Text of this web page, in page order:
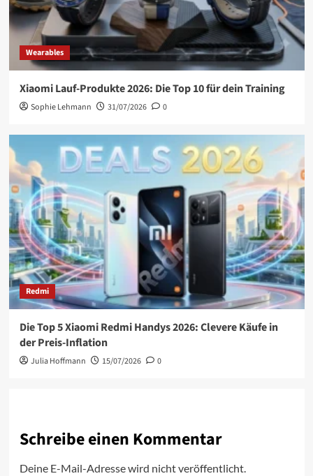
Wearables
Xiaomi Lauf-Produkte 2026: Die Top 10 für dein Training
Sophie Lehmann 31/07/2026 0
Redmi
Die Top 5 Xiaomi Redmi Handys 2026: Clevere Käufe in
der Preis-Inflation
Julia Hoffmann 15/07/2026 0
Schreibe einen Kommentar
Deine E-Mail-Adresse wird nicht veröffentlicht.